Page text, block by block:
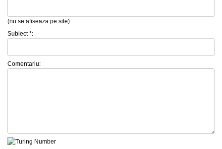
(nu se afiseaza pe site)
Subiect *:
Comentariu: